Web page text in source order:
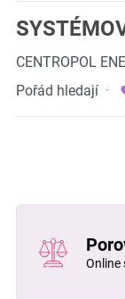
CENTROPOL
Pořád hledají ·
Online